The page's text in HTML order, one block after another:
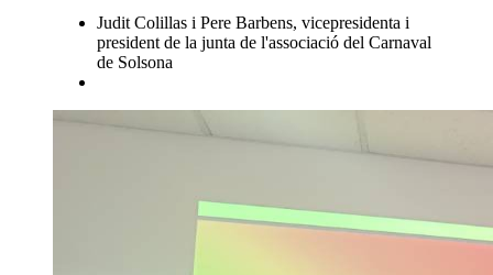
Judit Colillas i Pere Barbens, vicepresidenta i
president de la junta de l'associació del Carnaval
de Solsona